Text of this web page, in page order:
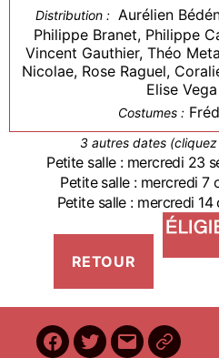
Distribution : Aurélien
Philippe Branet, Philippe
Vincent Gauthier, Théo
Nicolae, Rose Raguel,
Elise
Costumes :
3 autres dates
Petite salle : mercredi 23
Petite salle : mercredi
Petite salle : mercredi
Facebook
Twitter
E-